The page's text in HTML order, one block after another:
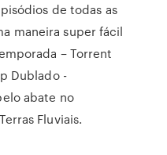
de todas as
maneira super fácil
– Torrent
Dublado -
abate no
Fluviais.